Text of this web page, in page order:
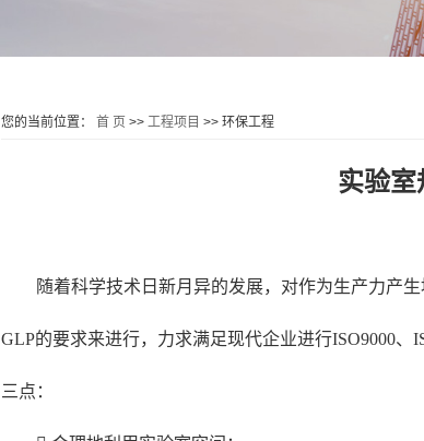
您的当前位置： 首 页 >> 工程项目 >> 环保工程
实验室
随着科学技术日新月异的发展，对作为生产力产
GLP的要求来进行，力求满足现代企业进行ISO9000、
三点：